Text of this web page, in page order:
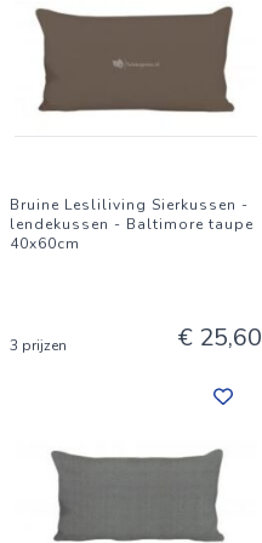
Bruine Lesliliving Sierkussen -
lendekussen - Baltimore taupe
40x60cm
3 prijzen € 25,60